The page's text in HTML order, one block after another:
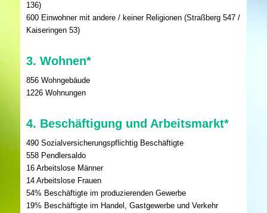
136)
600 Einwohner mit andere / keiner Religionen (Straßberg 547 /
Kaiseringen 53)
3. Wohnen*
856 Wohngebäude
1226 Wohnungen
4. Beschäftigung und Arbeitsmarkt*
490 Sozialversicherungspflichtig Beschäftigte
558 Pendlersaldo
16 Arbeitslose Männer
14 Arbeitslose Frauen
54% Beschäftigte im produzierenden Gewerbe
19% Beschäftigte im Handel, Gastgewerbe und Verkehr